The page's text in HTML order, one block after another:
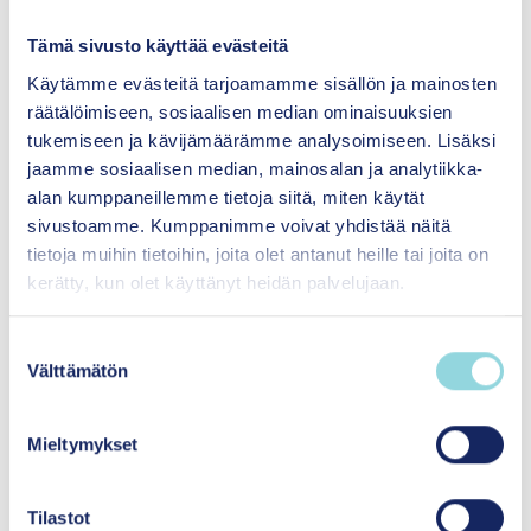
Tämä sivusto käyttää evästeitä
Käytämme evästeitä tarjoamamme sisällön ja mainosten
räätälöimiseen, sosiaalisen median ominaisuuksien
tukemiseen ja kävijämäärämme analysoimiseen. Lisäksi
jaamme sosiaalisen median, mainosalan ja analytiikka-
alan kumppaneillemme tietoja siitä, miten käytät
sivustoamme. Kumppanimme voivat yhdistää näitä
tietoja muihin tietoihin, joita olet antanut heille tai joita on
kerätty, kun olet käyttänyt heidän palvelujaan.
Välttämätön
Mieltymykset
Tilastot
vähenee. Liiku – jotta jaksat elää!
Arjen pienillä teoilla voi olla suuri merkitys lapsille
ja nuorille. Kohtaaminen ja huomatuksi
tuleminen ei aina vaadi paljon aikaa tai
resursseja. Se voi tarkoittaa kuulumisten
kysymistä tai aikuisen hyväksyvää katsetta.
Voimme luoda arjessa välittäviä yhteisöjä ja
tunnetta yhteenkuuluvuudesta.
Ikuisesti lapsi
Me olemme aina lapsia, ainakin omien
toimisimme kuin lapset? Katsoisimme
maailmaa uteliaina, oppimiseen avoimina,
uusista asioista kiinnostuen ja turvallisista